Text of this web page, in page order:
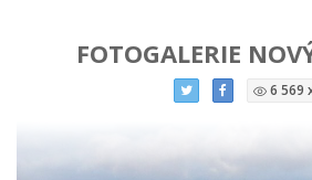
FOTOGALERIE
6 569